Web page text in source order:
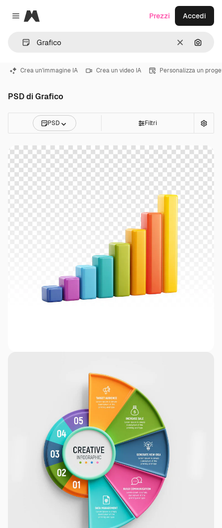
Close menu
Magnific
CancellaCerca
Prezzi Accedi
Crea un'immagine IA Crea un video IA Personalizza un
PSD di Grafico
PSD Filtri